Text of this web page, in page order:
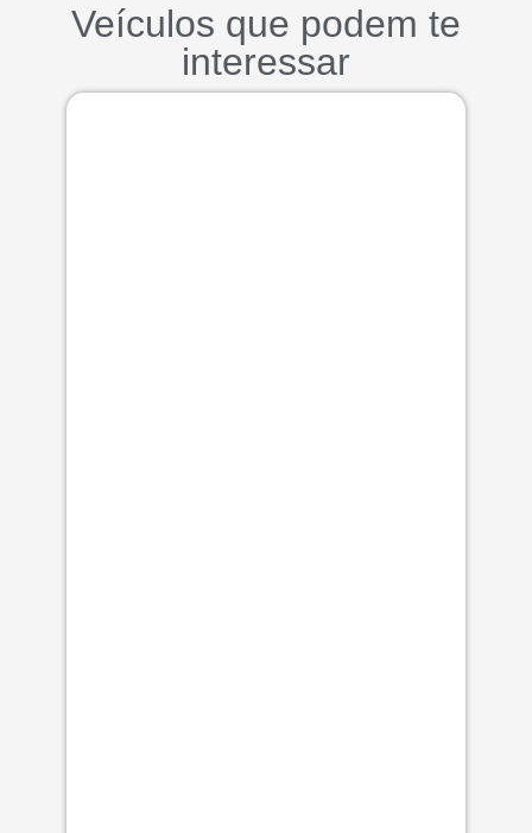
Veículos que podem te
interessar